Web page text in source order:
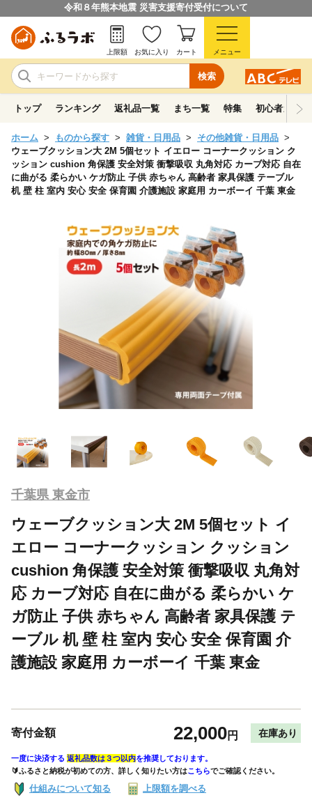
令和８年熊本地震 災害支援寄付受付について
検索
上限額 お気に入り カート メニュー
トップ ランキング 返礼品一覧 まち一覧 特集 初心者ガイド
ホーム ものから探す 雑貨・日用品
その他雑貨・日用品
ウェーブクッション大 2M 5個セット イエロー コーナークッション ク
ッション cushion 角保護 安全対策 衝撃吸収 丸角対応 カーブ対応 自在
に曲がる 柔らかい ケガ防止 子供 赤ちゃん 高齢者 家具保護 テーブル
机 壁 柱 室内 安心 安全 保育園 介護施設 家庭用 カーボーイ 千葉 東金
千葉県 東金市
ウェーブクッション大 2M 5個セット イ
エロー コーナークッション クッション
cushion 角保護 安全対策 衝撃吸収 丸角対
応 カーブ対応 自在に曲がる 柔らかい ケ
ガ防止 子供 赤ちゃん 高齢者 家具保護 テ
ーブル 机 壁 柱 室内 安心 安全 保育園 介
護施設 家庭用 カーボーイ 千葉 東金
寄付金額 22,000円 在庫あり
一度に決済する 返礼品数は３つ以内を推奨しております。
🔰ふるさと納税が初めての方、詳しく知りたい方はこちらでご確認ください。
仕組みについて知る 上限額を調べる